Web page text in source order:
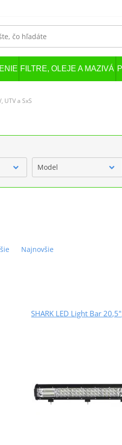
FILTRE, OLEJE A MAZIVÁ
UTV a SxS
Model
Najnovšie
SHARK LED Light Bar